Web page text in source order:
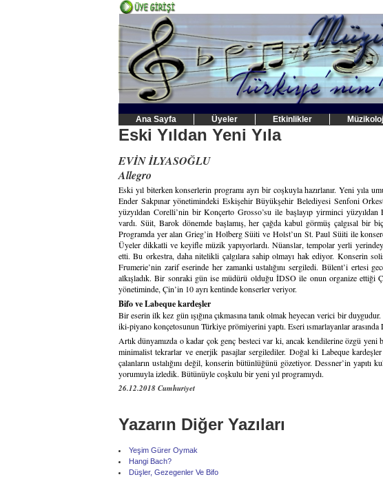
Ana Sayfa Üyeler Etkinlikler
Eski Yıldan Yeni Yıla
EVİN İLYASOĞLU
Allegro
Eski yıl biterken konserlerin programı ayrı bir coşkuyla hazırlanır. Yeni yıla
Ender Sakpınar yönetimindeki Eskişehir Büyükşehir Belediyesi Senfoni
yüzyıldan Corelli’nin bir Konçerto Grosso’su ile başlayıp yirminci
vardı. Süit, Barok dönemde başlamış, her çağda kabul görmüş çalgısal bir
Programda yer alan Grieg’in Holberg Süiti ve Holst’un St. Paul Süiti ile
Üyeler dikkatli ve keyifle müzik yapıyorlardı. Nüanslar, tempolar yerli
etti. Bu orkestra, daha nitelikli çalgılara sahip olmayı hak ediyor. Konserin
Frumerie’nin zarif eserinde her zamanki ustalığını sergiledi. Bülent’i ertesi
alkışladık. Bir sonraki gün ise müdürü olduğu İDSO ile onun organize ettiği
yönetiminde, Çin’in 10 ayrı kentinde konserler veriyor.
Bifo ve Labeque kardeşler
Bir eserin ilk kez gün ışığına çıkmasına tanık olmak heyecan verici bir
iki-piyano konçetosunun Türkiye prömiyerini yaptı. Eseri ısmarlayanlar
Artık dünyamızda o kadar çok genç besteci var ki, ancak kendilerine özgü
minimalist tekrarlar ve enerjik pasajlar sergilediler. Doğal ki Labeque
çalanların ustalığını değil, konserin bütünlüğünü gözetiyor. Dessner’in
yorumuyla izledik. Bütünüyle coşkulu bir yeni yıl programıydı.
26.12.2018 Cumhuriyet
Yazarın Diğer Yazıları
Yeşim Gürer Oymak
Hangi Bach?
Düşler, Gezegenler Ve Bifo